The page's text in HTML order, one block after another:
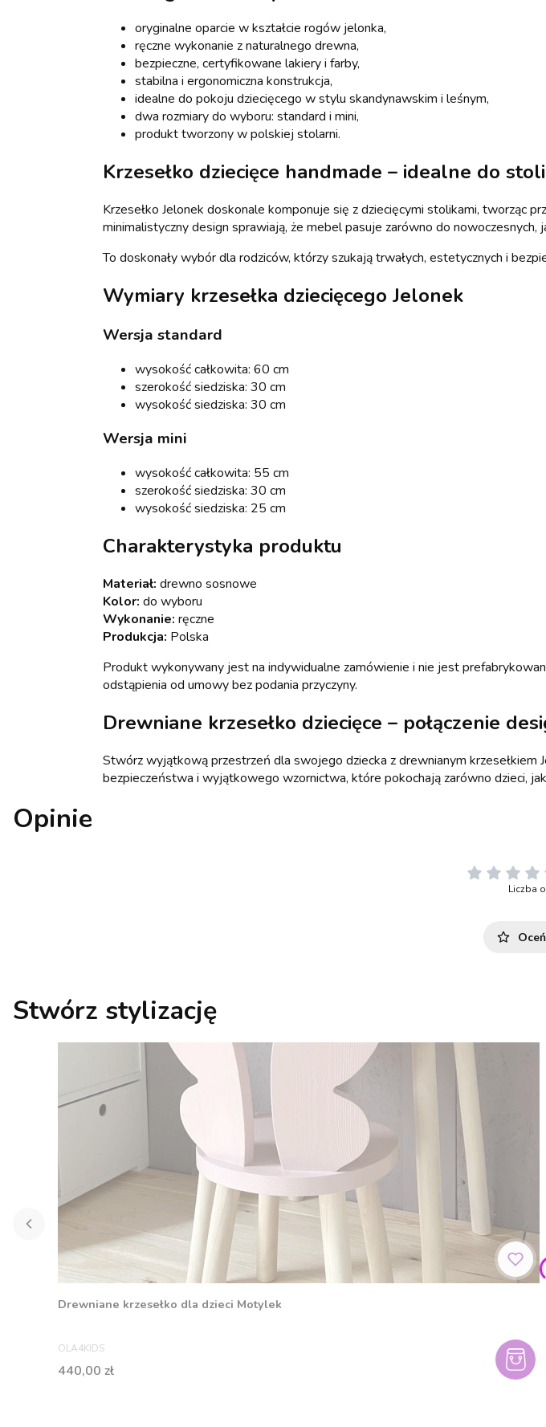
oryginalne oparcie w kształcie rogów jelonka,
ręczne wykonanie z naturalnego drewna,
bezpieczne, certyfikowane lakiery i farby,
stabilna i ergonomiczna konstrukcja,
idealne do pokoju dziecięcego w stylu skandynawskim i leśnym,
dwa rozmiary do wyboru: standard i mini,
produkt tworzony w polskiej stolarni.
Krzesełko dziecięce handmade – idealne do
Krzesełko Jelonek doskonale komponuje się z dziecięcymi stolikami, tworząc
minimalistyczny design sprawiają, że mebel pasuje zarówno do nowoczesnych,
To doskonały wybór dla rodziców, którzy szukają trwałych, estetycznych i
Wymiary krzesełka dziecięcego Jelonek
Wersja standard
wysokość całkowita: 60 cm
szerokość siedziska: 30 cm
wysokość siedziska: 30 cm
Wersja mini
wysokość całkowita: 55 cm
szerokość siedziska: 30 cm
wysokość siedziska: 25 cm
Charakterystyka produktu
Materiał: drewno sosnowe
Kolor: do wyboru
Wykonanie: ręczne
Produkcja: Polska
Produkt wykonywany jest na indywidualne zamówienie i nie jest
odstąpienia od umowy bez podania przyczyny.
Drewniane krzesełko dziecięce – połączenie
Stwórz wyjątkową przestrzeń dla swojego dziecka z drewnianym krzesełkiem
bezpieczeństwa i wyjątkowego wzornictwa, które pokochają zarówno dzieci,
Opinie
Liczba
Stwórz stylizację
Drewniane krzesełko dla dzieci Motylek
PRODUCENT
OLA4KIDS
Cena
440,00 zł